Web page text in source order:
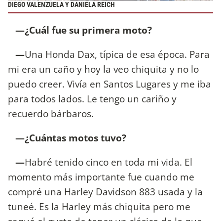
DIEGO VALENZUELA Y DANIELA REICH
—¿Cuál fue su primera moto?
—Una Honda Dax, típica de esa época. Para
mi era un caño y hoy la veo chiquita y no lo
puedo creer. Vivía en Santos Lugares y me iba
para todos lados. Le tengo un cariño y
recuerdo bárbaros.
—¿Cuántas motos tuvo?
—Habré tenido cinco en toda mi vida. El
momento más importante fue cuando me
compré una Harley Davidson 883 usada y la
tuneé. Es la Harley más chiquita pero me